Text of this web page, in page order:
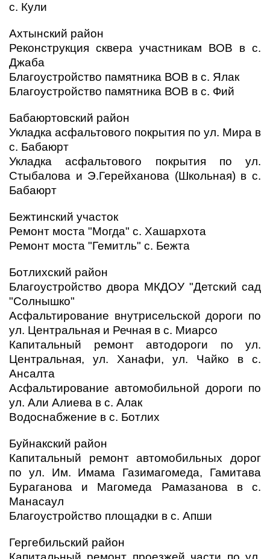
с. Кули
Ахтынский район
Реконструкция сквера участникам ВОВ в с.
Джаба
Благоустройство памятника ВОВ в с. Ялак
Благоустройство памятника ВОВ в с. Фий
Бабаюртовский район
Укладка асфальтового покрытия по ул. Мира в
с. Бабаюрт
Укладка асфальтового покрытия по ул.
Стыбалова и Э.Герейханова (Школьная) в с.
Бабаюрт
Бежтинский участок
Ремонт моста "Могда" с. Хашархота
Ремонт моста "Гемитль" с. Бежта
Ботлихский район
Благоустройство двора МКДОУ "Детский сад
"Солнышко"
Асфальтирование внутрисельской дороги по
ул. Центральная и Речная в с. Миарсо
Капитальный ремонт автодороги по ул.
Центральная, ул. Ханафи, ул. Чайко в с.
Ансалта
Асфальтирование автомобильной дороги по
ул. Али Алиева в с. Алак
Водоснабжение в с. Ботлих
Буйнакский район
Капитальный ремонт автомобильных дорог
по ул. Им. Имама Газимагомеда, Гамитава
Бураганова и Магомеда Рамазанова в с.
Манасаул
Благоустройство площадки в с. Апши
Гергебильский район